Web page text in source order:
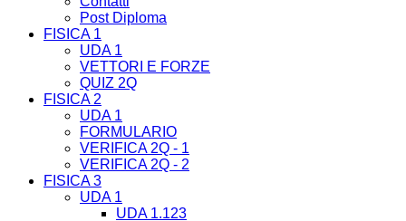
Post Diploma
FISICA 1
UDA 1
VETTORI E FORZE
QUIZ 2Q
FISICA 2
UDA 1
FORMULARIO
VERIFICA 2Q - 1
VERIFICA 2Q - 2
FISICA 3
UDA 1
UDA 1.123